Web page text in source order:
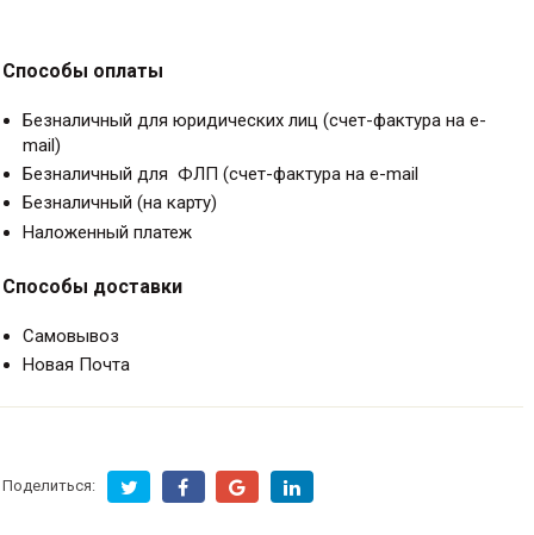
Способы оплаты
Безналичный для юридических лиц (счет-фактура на e-
mail)
Безналичный для ФЛП (счет-фактура на e-mail
Безналичный (на карту)
Наложенный платеж
Способы доставки
Самовывоз
Новая Почта
Поделиться: